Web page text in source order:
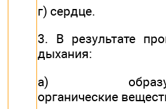
г) сердце.
3. В результате
дыхания:
а)
органические